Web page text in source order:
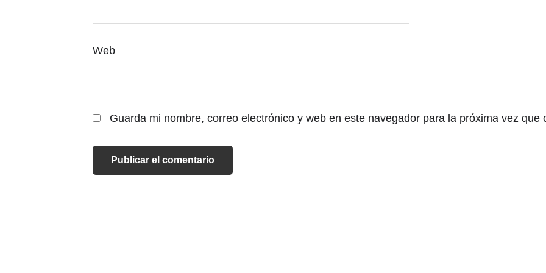
Web
Guarda mi nombre, correo electrónico y web en este navegador para la próxima vez que